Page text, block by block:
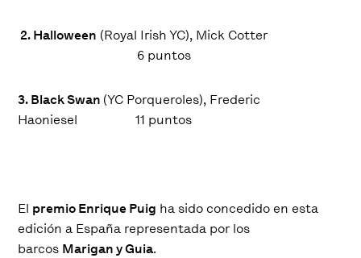
2. Halloween (Royal Irish YC), Mick Cotter
6 puntos
3. Black Swan (YC Porqueroles), Frederic
Haoniesel11 puntos
El premio Enrique Puig ha sido concedido en esta
edición a España representada por los
barcos Marigan y Guia.